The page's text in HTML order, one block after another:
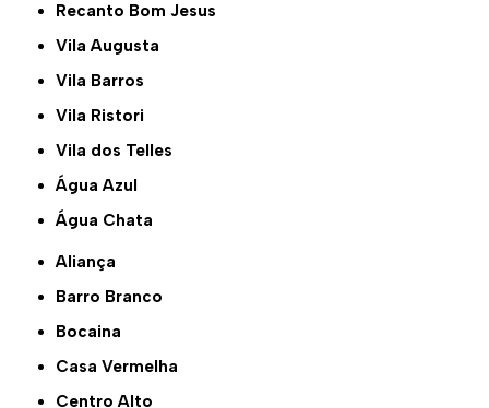
Recanto Bom Jesus
Vila Augusta
Vila Barros
Vila Ristori
Vila dos Telles
Água Azul
Água Chata
Aliança
Barro Branco
Bocaina
Casa Vermelha
Centro Alto